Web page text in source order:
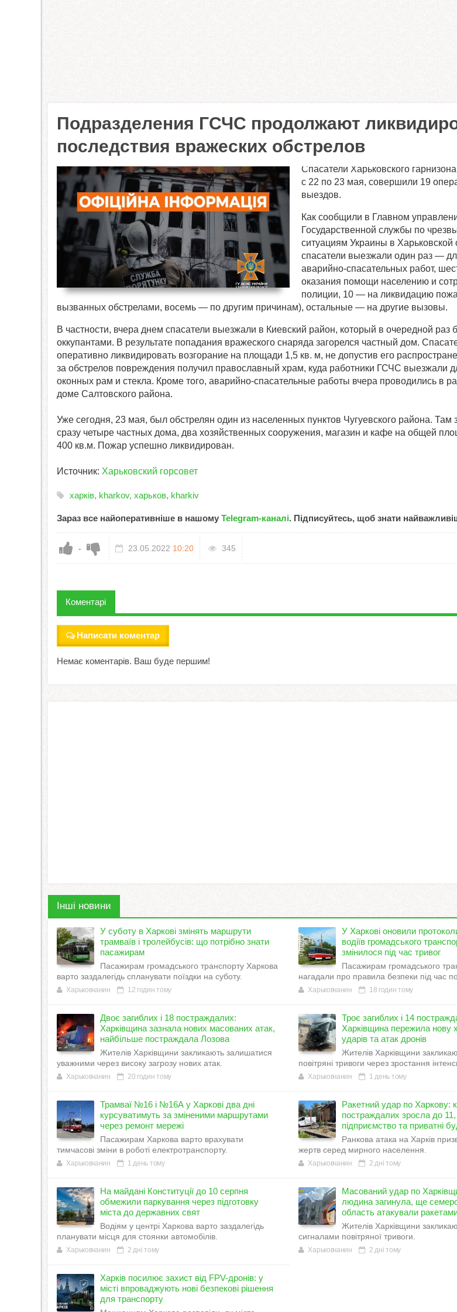
Подразделения ГСЧС продолжают
последствия вражеских обстрелов
Спасатели Харьковского
с 22 по 23 мая, совершили 19
выездов.
Как сообщили в Главном
Государственной службы по
ситуациям Украины в Харьковской
спасатели выезжали один раз —
аварийно-спасательных работ,
оказания помощи населению и
полиции, 10 — на ликвидацию
вызванных обстрелами, восемь — по другим причинам), остальные — на другие вызовы.
В частности, вчера днем ​​спасатели выезжали в Киевский район, который в очередной раз
оккупантами. В результате попадания вражеского снаряда загорелся частный дом.
оперативно ликвидировать возгорание на площади 1,5 кв. м, не допустив его
за обстрелов повреждения получил православный храм, куда работники ГСЧС выезжали
оконных рам и стекла. Кроме того, аварийно-спасательные работы вчера проводились в
доме Салтовского района.
Уже сегодня, 23 мая, был обстрелян один из населенных пунктов Чугуевского района. Там
сразу четыре частных дома, два хозяйственных сооружения, магазин и кафе на общей
400 кв.м. Пожар успешно ликвидирован.
Источник: Харьковский горсовет
харків, kharkov, харьков, kharkiv
Зараз все найоперативніше в нашому Telegram-каналі. Підписуйтесь, щоб знати
- 23.05.2022 10:20 345
Коментарі
Написати коментар
Немає коментарів. Ваш буде першим!
Інші новини
У суботу в Харкові змінять маршрути
трамваїв і тролейбусів: що потрібно знати
пасажирам
Пасажирам громадського транспорту Харкова
варто заздалегідь спланувати поїздки на суботу.
Харьковчанин 12 годин тому
У Харкові оновили
водіїв громадського
змінилося під час тривог
Пасажирам громадського
нагадали про правила безпеки під час
Харьковчанин 18 годин тому
Двоє загиблих і 18 постраждалих:
Харківщина зазнала нових масованих атак,
найбільше постраждала Лозова
Жителів Харківщини закликають залишатися
уважними через високу загрозу нових атак.
Харьковчанин 20 годин тому
Троє загиблих і 14
Харківщина пережила нову
ударів та атак дронів
Жителів Харківщини
повітряні тривоги через зростання
Харьковчанин 1 день тому
Трамваї №16 і №16А у Харкові два дні
курсуватимуть за зміненими маршрутами
через ремонт мережі
Пасажирам Харкова варто врахувати
тимчасові зміни в роботі електротранспорту.
Харьковчанин 1 день тому
Ракетний удар по Харкову:
постраждалих зросла до
підприємство та приватні
Ранкова атака на Харків
жертв серед мирного населення.
Харьковчанин 2 дні тому
На майдані Конституції до 10 серпня
обмежили паркування через підготовку
міста до державних свят
Водіям у центрі Харкова варто заздалегідь
планувати місця для стоянки автомобілів.
Харьковчанин 2 дні тому
Масований удар по
людина загинула, ще
область атакували
Жителів Харківщини
сигналами повітряної тривоги.
Харьковчанин 2 дні тому
Харків посилює захист від FPV-дронів: у
місті впроваджують нові безпекові рішення
для транспорту